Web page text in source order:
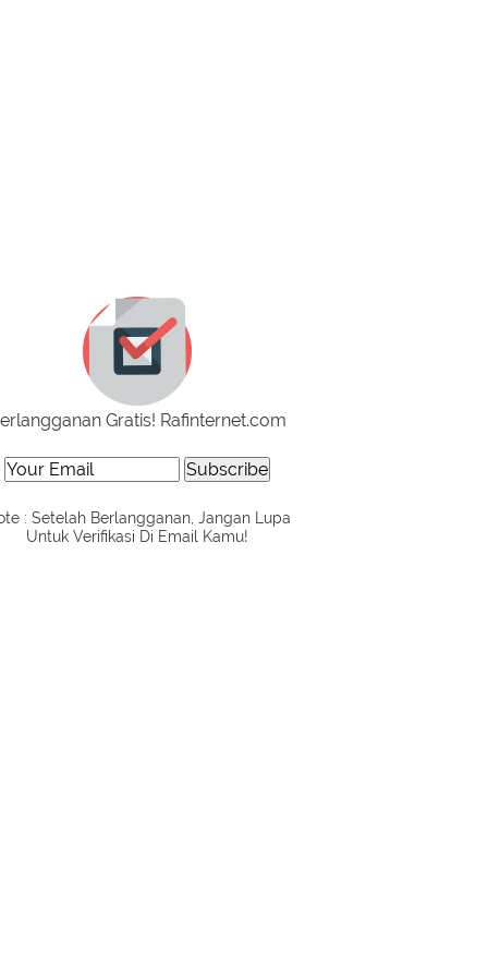
Gratis! Rafinternet.com
: Setelah Berlangganan, Jangan Lupa
Untuk Verifikasi Di Email Kamu!